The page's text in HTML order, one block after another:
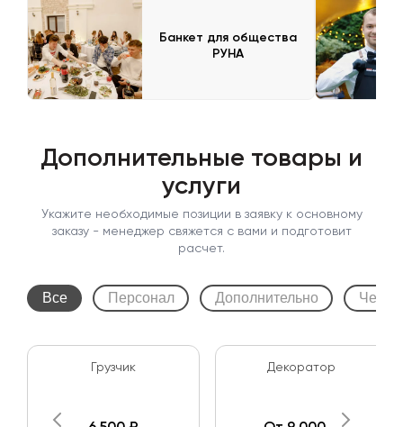
Банкет для общества
РУНА
Дополнительные товары и
услуги
Укажите необходимые позиции в заявку к основному
заказу - менеджер свяжется с вами и подготовит
расчет.
Все Персонал Дополнительно
Грузчик Декоратор